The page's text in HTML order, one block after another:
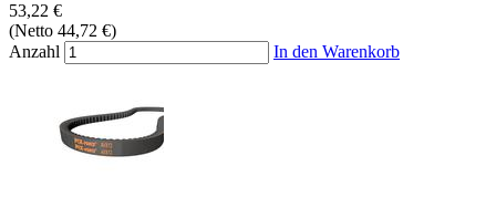
53,22 €
(Netto 44,72 €)
Anzahl
In den Warenkorb